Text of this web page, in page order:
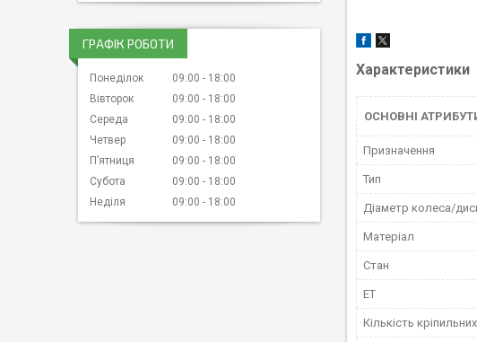
Характеристики
ОСНОВНІ
Призначення
Тип
Діаметр колеса/
Матеріал
Стан
ET
Кількість
ГРАФІК РОБОТИ
Понеділок 09:00
18:00
Вівторок
09:00
18:00
Середа
09:00
18:00
Четвер
09:00
18:00
Пʼятниця
09:00
18:00
Субота
09:00
18:00
Неділя
09:00 18:00